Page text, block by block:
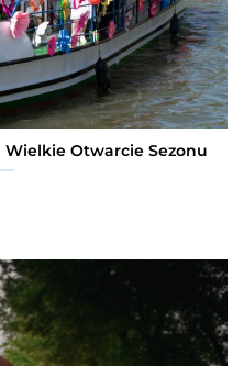
Wielkie Otwarcie Sezonu